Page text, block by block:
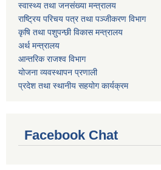
स्वास्थ्य तथा जनसंख्या मन्त्रालय
राष्ट्रिय परिचय पत्र तथा पञ्जीकरण विभाग
कृषि तथा पशुपन्छी विकास मन्त्रालय
अर्थ मन्त्रालय
आन्तरिक राजश्व विभाग
योजना व्यवस्थापन प्रणाली
प्रदेश तथा स्थानीय सहयोग कार्यक्रम
Facebook Chat